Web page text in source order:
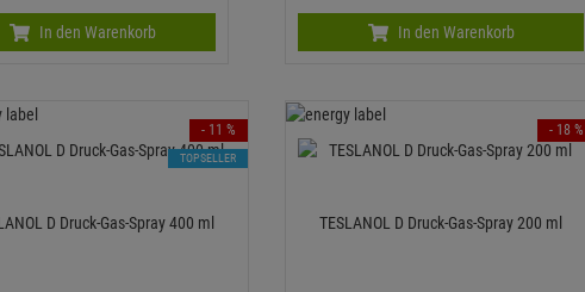
In den Warenkorb In den Warenkorb
D Druck-Gas-Spray 400 ml
- 11 %
TOPSELLER
TESLANOL D Druck-Gas-Spray 200 ml
- 18 %